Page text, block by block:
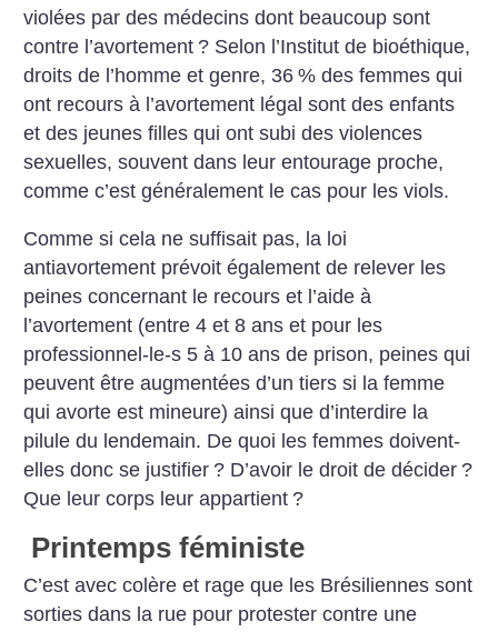
violées par des médecins dont beaucoup sont
contre l’avortement ? Selon l’Institut de bioéthique,
droits de l’homme et genre, 36 % des femmes qui
ont recours à l’avortement légal sont des enfants
et des jeunes filles qui ont subi des violences
sexuelles, souvent dans leur entourage proche,
comme c’est généralement le cas pour les viols.
Comme si cela ne suffisait pas, la loi
antiavortement prévoit également de relever les
peines concernant le recours et l’aide à
l’avortement (entre 4 et 8 ans et pour les
professionnel-le-s 5 à 10 ans de prison, peines qui
peuvent être augmentées d’un tiers si la femme
qui avorte est mineure) ainsi que d’interdire la
pilule du lendemain. De quoi les femmes doivent-
elles donc se justifier ? D’avoir le droit de décider ?
Que leur corps leur appartient ?
Printemps féministe
C’est avec colère et rage que les Brésiliennes sont
sorties dans la rue pour protester contre une